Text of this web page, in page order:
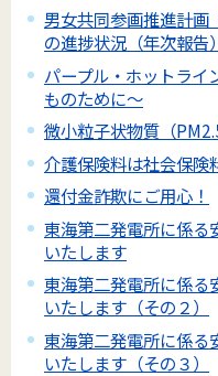
男女共同参画推進計画
の進捗状況（年次報告）
パープル・ホットライ
ものために～
微小粒子状物質（
介護保険料は社会保険
還付金詐欺にご用心！
東海第二発電所に係る
いたします
東海第二発電所に係る
いたします（その２）
東海第二発電所に係る
いたします（その３）